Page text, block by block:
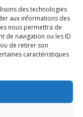
des technologies
aux informations des
nous permettra de
de navigation ou les ID
de retirer son
caractéristiques
CGV
des
cookies
Prix
aux